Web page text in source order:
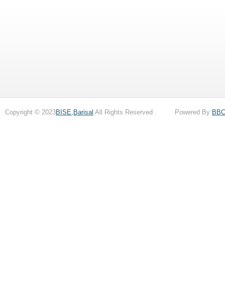
Copyright © 2023BISE,Barisal All Rights Reserved . Powered By